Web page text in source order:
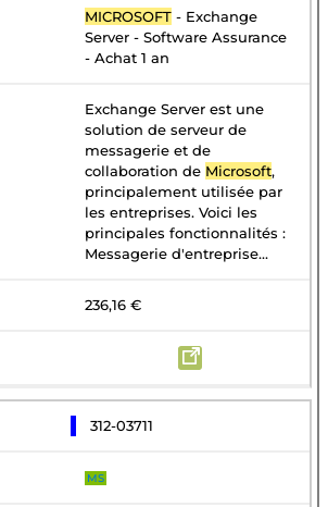
MICROSOFT - Exchange
Server - Software Assurance
- Achat 1 an
Exchange Server est une
solution de serveur de
messagerie et de
collaboration de Microsoft,
principalement utilisée par
les entreprises. Voici les
principales fonctionnalités :
Messagerie d'entreprise...
236,16 €
312-03711
MS